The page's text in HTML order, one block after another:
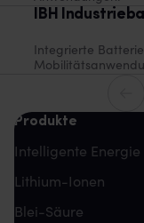
IBH
Integrierte
Produkte
Intelligente Energie
Lithium-Ionen
Blei-Säure